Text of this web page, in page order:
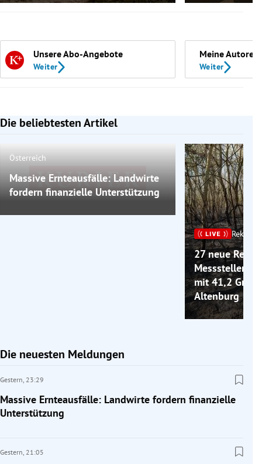
Unsere Abo-Angebote
Weiter
Meine Autoren
Weiter
Die beliebtesten Artikel
Slide 1 von 7
Bild nicht mehr verfügbar
Österreich
Massive Ernteausfälle: Landwirte
fordern finanzielle Unterstützung
27 neue
Messstellen +
mit 41,2 Grad
Altenburg
Die neuesten Meldungen
Gestern, 23:29
Massive Ernteausfälle: Landwirte fordern finanzielle
Unterstützung
Gestern, 21:05